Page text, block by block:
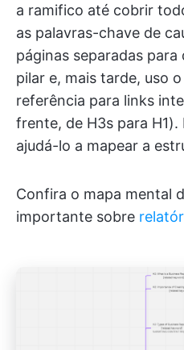
a ramifico até cobrir
as palavras-chave de
páginas separadas
pilar e, mais tarde, uso
referência para links
frente, de H3s para
ajudá-lo a mapear a
Confira o mapa mental
importante sobre